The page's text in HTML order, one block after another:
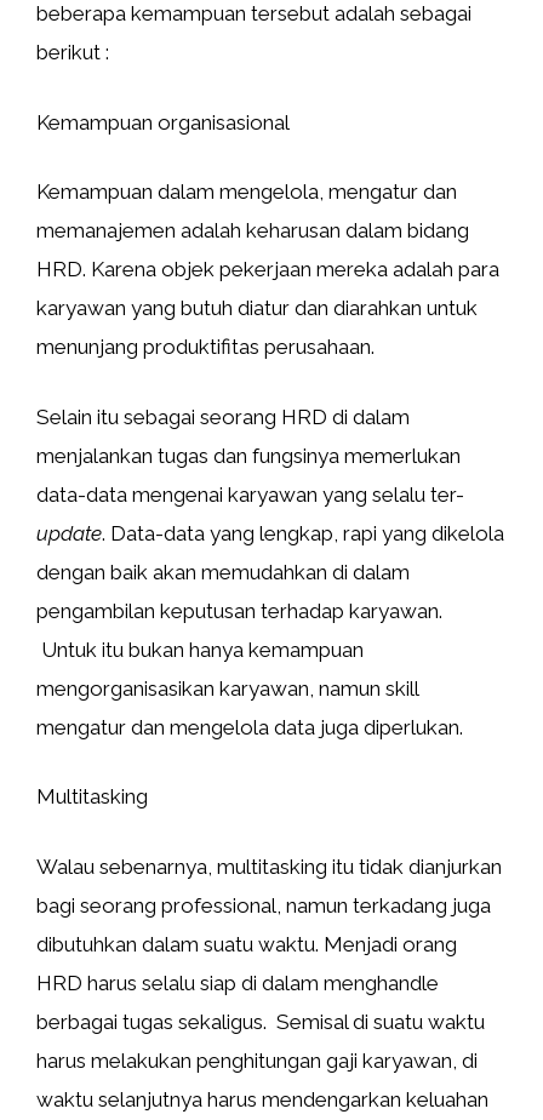
beberapa kemampuan tersebut adalah sebagai
berikut :
Kemampuan organisasional
Kemampuan dalam mengelola, mengatur dan
memanajemen adalah keharusan dalam bidang
HRD. Karena objek pekerjaan mereka adalah para
karyawan yang butuh diatur dan diarahkan untuk
menunjang produktifitas perusahaan.
Selain itu sebagai seorang HRD di dalam
menjalankan tugas dan fungsinya memerlukan
data-data mengenai karyawan yang selalu ter-
update. Data-data yang lengkap, rapi yang dikelola
dengan baik akan memudahkan di dalam
pengambilan keputusan terhadap karyawan.
Untuk itu bukan hanya kemampuan
mengorganisasikan karyawan, namun skill
mengatur dan mengelola data juga diperlukan.
Multitasking
Walau sebenarnya, multitasking itu tidak dianjurkan
bagi seorang professional, namun terkadang juga
dibutuhkan dalam suatu waktu. Menjadi orang
HRD harus selalu siap di dalam menghandle
berbagai tugas sekaligus. Semisal di suatu waktu
harus melakukan penghitungan gaji karyawan, di
waktu selanjutnya harus mendengarkan keluahan